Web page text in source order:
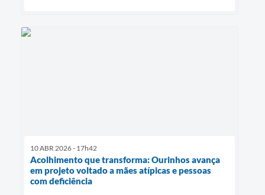
10 ABR 2026 - 17h42
Acolhimento que transforma: Ourinhos avança
em projeto voltado a mães atípicas e pessoas
com deficiência